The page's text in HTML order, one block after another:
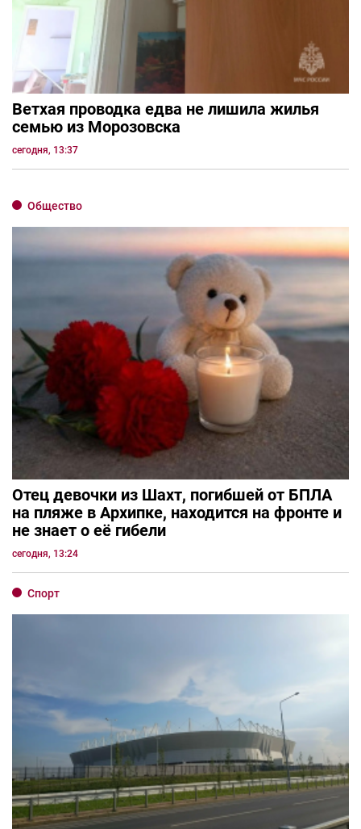
Ветхая проводка едва не лишила жилья
семью из Морозовска
сегодня, 13:37
Общество
Отец девочки из Шахт, погибшей от БПЛА
на пляже в Архипке, находится на фронте и
не знает о её гибели
сегодня, 13:24
Спорт